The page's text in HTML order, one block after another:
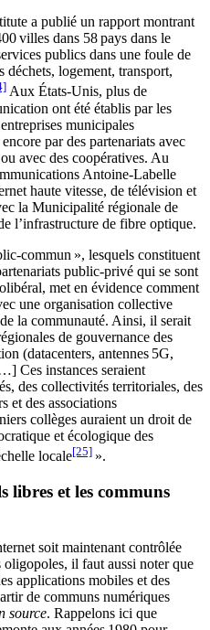
a publié un rapport montrant
villes dans 58 pays dans le
publics dans une foule de
déchets, logement, transport,
Aux États-Unis, plus de
ont été établis par les
municipales
par des partenariats avec
avec des coopératives. Au
Antoine-Labelle
haute vitesse, de télévision et
la Municipalité régionale de
l’infrastructure de fibre optique.
commun », lesquels constituent
public-privé qui se sont
met en évidence comment
une organisation collective
la communauté. Ainsi, il serait
de gouvernance des
(datacenters, antennes 5G,
Ces instances seraient
des collectivités territoriales, des
et des associations
collèges auraient un droit de
et écologique des
locale[25] ».
libres et les communs
soit maintenant contrôlée
oligopoles, il faut aussi noter que
applications mobiles et des
de communs numériques
source. Rappelons ici que